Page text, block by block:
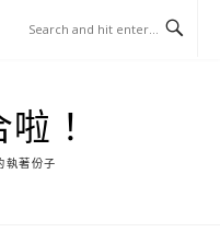
啦！
執著份子